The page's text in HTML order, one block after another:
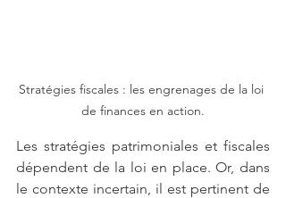
Stratégies fiscales : les engrenages de la loi
de finances en action.
Les stratégies patrimoniales et fiscales
dépendent de la loi en place. Or, dans
le contexte incertain, il est pertinent de